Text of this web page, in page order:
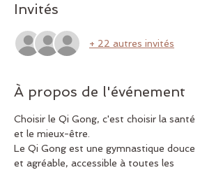
Invités
+ 22 autres invités
À propos de l'événement
Choisir le Qi Gong, c'est choisir la santé
et le mieux-être.
Le Qi Gong est une gymnastique douce
et agréable, accessible à toutes les